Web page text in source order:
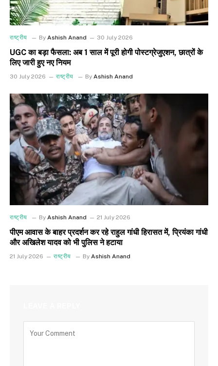
राष्ट्रीय By Ashish Anand 30 July 2026
UGC का बड़ा फैसला: अब 1 साल में पूरी होगी पोस्टग्रेजुएशन, छात्रों के
लिए जारी हुए नए नियम
30 July 2026 राष्ट्रीय By Ashish Anand
राष्ट्रीय By Ashish Anand 21 July 2026
पीएम आवास के बाहर प्रदर्शन कर रहे राहुल गांधी हिरासत में, प्रियंका गांधी
और अखिलेश यादव को भी पुलिस ने हटाया
21 July 2026 राष्ट्रीय By Ashish Anand